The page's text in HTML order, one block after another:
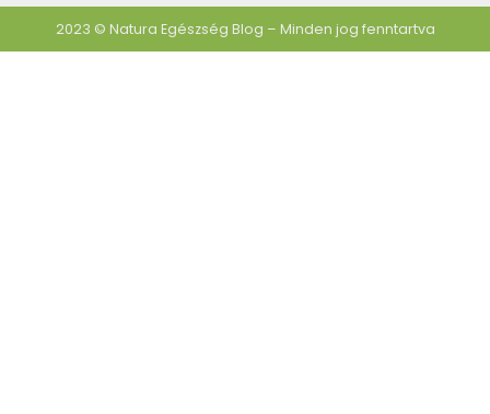
2023 © Natura Egészség Blog – Minden jog fenntartva